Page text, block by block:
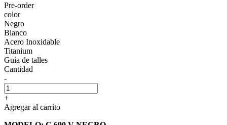
Pre-order
color
Negro
Blanco
Acero Inoxidable
Titanium
Guía de talles
Cantidad
-
+
Agregar al carrito